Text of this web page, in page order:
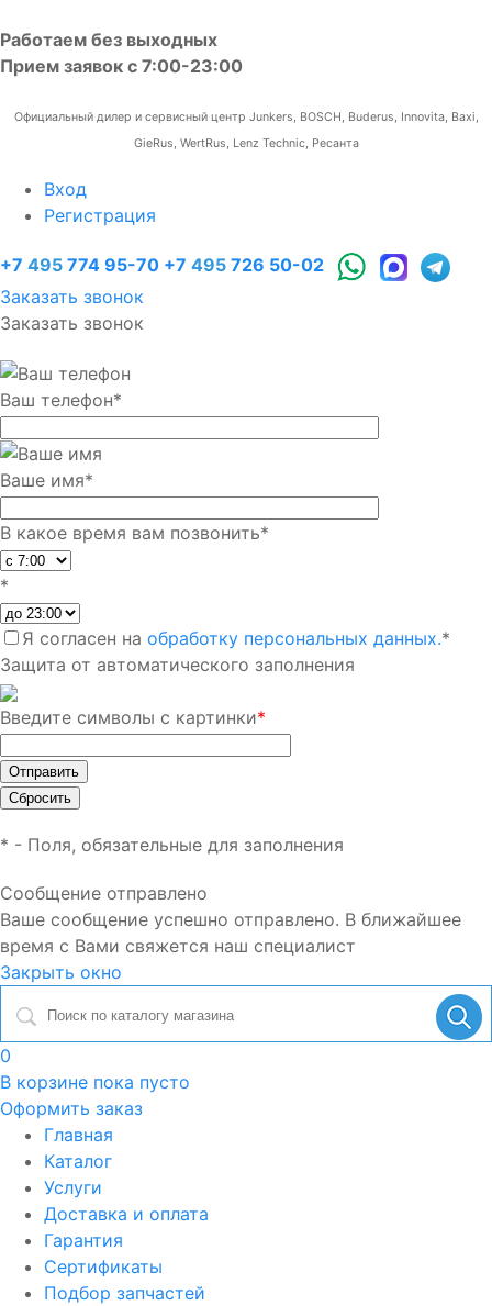
Работаем без выходных
Прием заявок с 7:00-23:00
Официальный дилер и сервисный центр Junkers, BOSCH, Buderus, Innovita, Baxi,
GieRus, WertRus, Lenz Technic, Ресанта
Вход
Регистрация
+7 495 774 95-70 +7 495 726 50-02
Заказать звонок
Заказать звонок
Ваш телефон*
Ваше имя*
В какое время вам позвонить*
*
Я согласен на обработку персональных данных.*
Защита от автоматического заполнения
Введите символы с картинки*
* - Поля, обязательные для заполнения
Сообщение отправлено
Ваше сообщение успешно отправлено. В ближайшее
время с Вами свяжется наш специалист
Закрыть окно
0
В корзине пока пусто
Оформить заказ
Главная
Каталог
Услуги
Доставка и оплата
Гарантия
Сертификаты
Подбор запчастей